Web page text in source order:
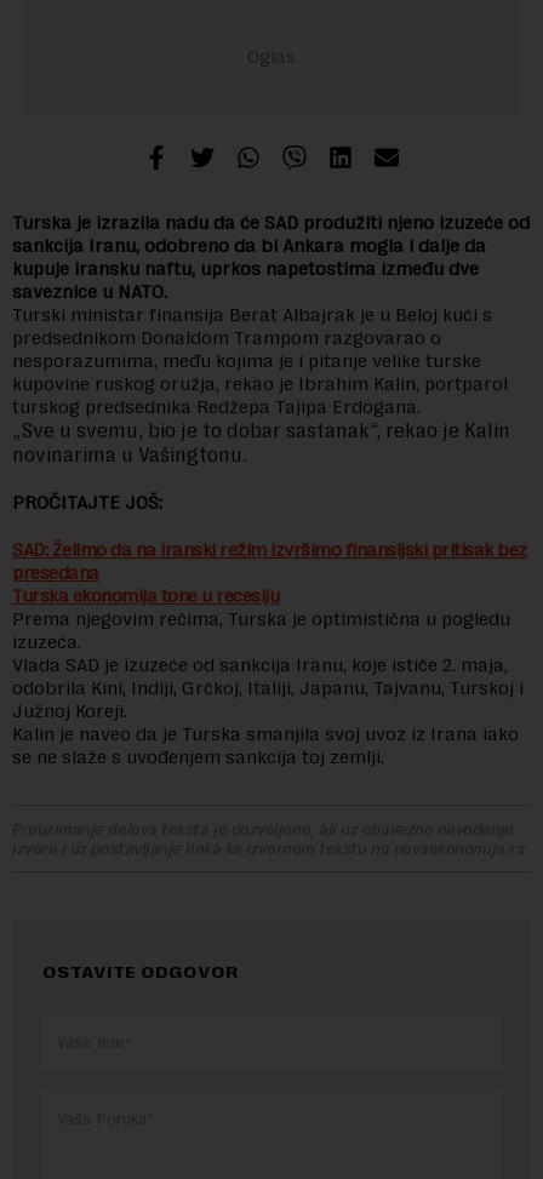
Turska je izrazila nadu da će SAD produžiti njeno izuzeće od
sankcija Iranu, odobreno da bi Ankara mogla i dalje da
kupuje iransku naftu, uprkos napetostima između dve
saveznice u NATO.
Turski ministar finansija Berat Albajrak je u Beloj kući s
predsednikom Donaldom Trampom razgovarao o
nesporazumima, među kojima je i pitanje velike turske
kupovine ruskog oružja, rekao je Ibrahim Kalin, portparol
turskog predsednika Redžepa Tajipa Erdogana.
„Sve u svemu, bio je to dobar sastanak“, rekao je Kalin
novinarima u Vašingtonu.
PROČITAJTE JOŠ:
SAD: Želimo da na iranski režim izvršimo finansijski pritisak bez
presedana
Turska ekonomija tone u recesiju
Prema njegovim rečima, Turska je optimistična u pogledu
izuzeća.
Vlada SAD je izuzeće od sankcija Iranu, koje ističe 2. maja,
odobrila Kini, Indiji, Grčkoj, Italiji, Japanu, Tajvanu, Turskoj i
Južnoj Koreji.
Kalin je naveo da je Turska smanjila svoj uvoz iz Irana iako
se ne slaže s uvođenjem sankcija toj zemlji.
Preuzimanje delova teksta je dozvoljeno, ali uz obavezno navođenje
izvora i uz postavljanje linka ka izvornom tekstu na novaekonomija.rs
OSTAVITE ODGOVOR